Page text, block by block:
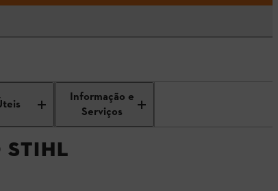
Informação e
Serviços
STIHL